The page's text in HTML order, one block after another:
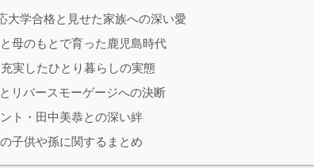
大学合格と見せた家族への深い愛
母のもとで育った鹿児島時代
実したひとり暮らしの実態
リバースモーゲージへの決断
ト・田中美恭との深い絆
子供や孫に関するまとめ